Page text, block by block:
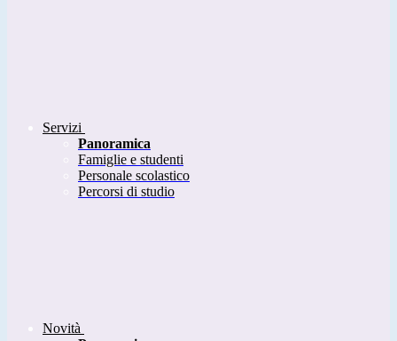
Servizi
Panoramica
Famiglie e studenti
Personale scolastico
Percorsi di studio
Novità